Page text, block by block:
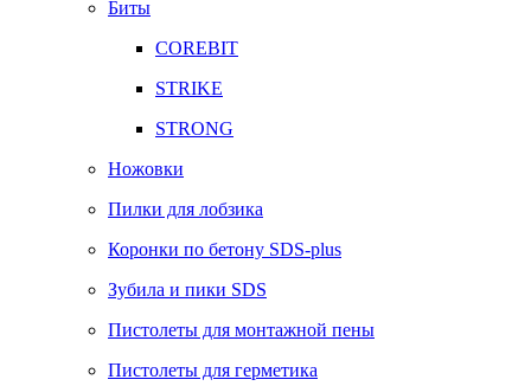
Биты
COREBIT
STRIKE
STRONG
Ножовки
Пилки для лобзика
Коронки по бетону SDS-plus
Зубила и пики SDS
Пистолеты для монтажной пены
Пистолеты для герметика